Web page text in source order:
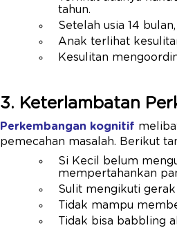
tahun.
Setelah usia 14
Anak terlihat
Kesulitan
3. Keterlambatan
Perkembangan kognitif
pemecahan masalah. Berikut
Si Kecil belum
mempertahankan
Sulit mengikuti
Tidak mampu
Tidak bisa babbling